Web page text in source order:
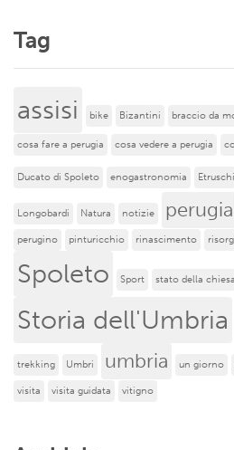
Tag
assisi bike Bizantini braccio da
cosa fare a perugia cosa vedere a perugia
Ducato di Spoleto enogastronomia Etruschi
Longobardi Natura notizie perugia
perugino pinturicchio rinascimento
Spoleto Sport stato della chiesa
Storia dell'Umbria
trekking Umbri umbria un giorno
visita visita guidata vitigno